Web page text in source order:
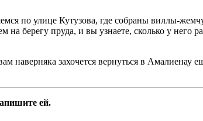
по улице Кутузова, где собраны виллы-
берегу пруда, и вы узнаете, сколько у него
захочется вернуться в Амалиенау
ей.